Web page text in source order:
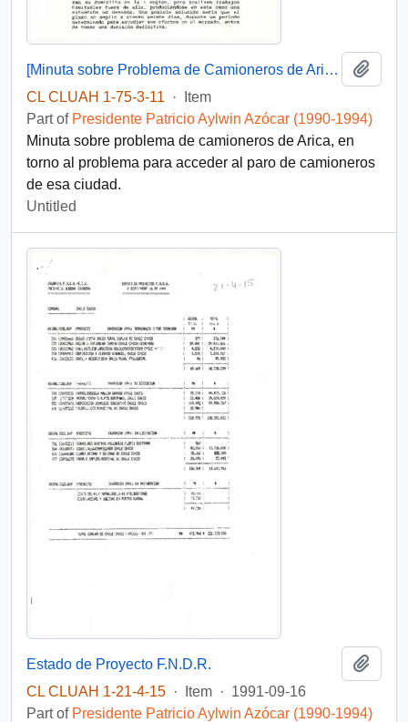
[Minuta sobre Problema de Camioneros de Arica]
CL CLUAH 1-75-3-11
·
Item
Part of Presidente Patricio Aylwin Azócar (1990-1994)
Minuta sobre problema de camioneros de Arica, en
torno al problema para acceder al paro de camioneros
de esa ciudad.
Untitled
Estado de Proyecto F.N.D.R.
CL CLUAH 1-21-4-15 · Item · 1991-09-16
Part of Presidente Patricio Aylwin Azócar (1990-1994)